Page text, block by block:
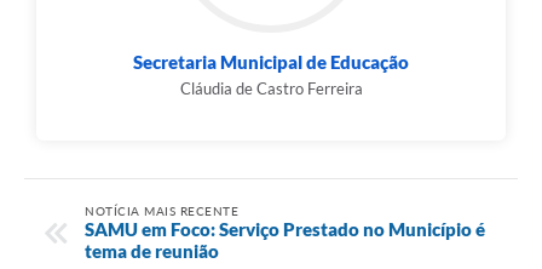
Secretaria Municipal de Educação
Cláudia de Castro Ferreira
NOTÍCIA MAIS RECENTE
SAMU em Foco: Serviço Prestado no Município é
tema de reunião